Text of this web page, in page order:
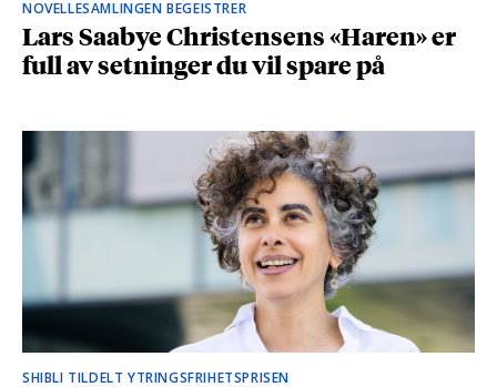
NOVELLESAMLINGEN BEGEISTRER
Lars Saabye Christensens «Haren» er
full av setninger du vil spare på
SHIBLI TILDELT YTRINGSFRIHETSPRISEN